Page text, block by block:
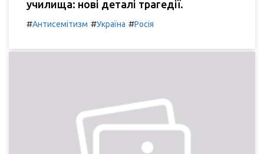
училища: нові деталі трагедії.
#Антисемітизм #Україна #Росія